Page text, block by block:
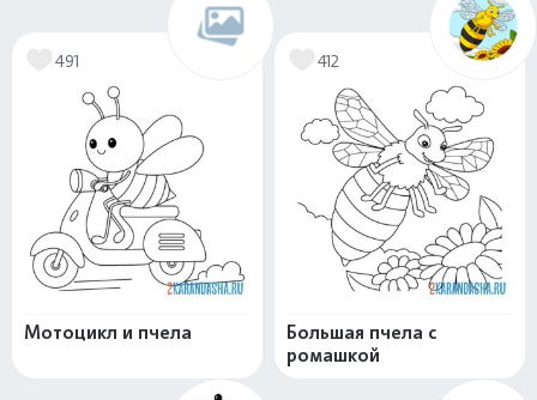
491
Мотоцикл и пчела
412
Большая пчела с
ромашкой